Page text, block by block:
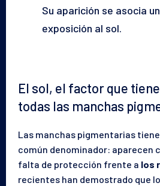
Su aparición se asocia
exposición al sol.
El sol, el factor que
todas las manchas
Las manchas pigmentarias
común denominador: aparecen
falta de protección frente a los
recientes han demostrado que